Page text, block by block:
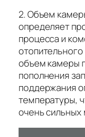
2. Объем
определяет
процесса и
объем камеры
пополнения
поддержания
температуры,
очень сильных